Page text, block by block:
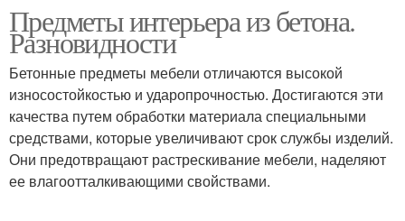
Идеи для украшения Сувениры из бетона
Предметы интерьера из бетона.
Разновидности
Бетонные предметы мебели отличаются высокой
износостойкостью и ударопрочностью. Достигаются эти
качества путем обработки материала специальными
средствами, которые увеличивают срок службы изделий.
Они предотвращают растрескивание мебели, наделяют
ее влагоотталкивающими свойствами.